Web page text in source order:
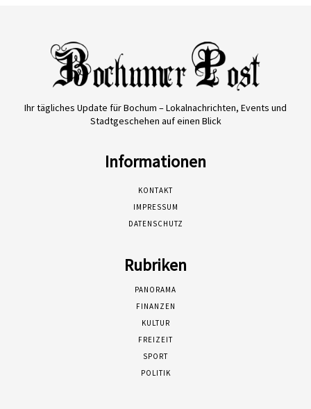
Ihr tägliches Update für Bochum – Lokalnachrichten, Events und
Stadtgeschehen auf einen Blick
Informationen
KONTAKT
IMPRESSUM
DATENSCHUTZ
Rubriken
PANORAMA
FINANZEN
KULTUR
FREIZEIT
SPORT
POLITIK